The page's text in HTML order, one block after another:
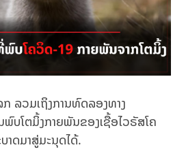
ລວມເຖິງການທົດລອງທາງ
ພົບໂຕມິ້ງກາຍພັນຂອງເຊື້ອໄວຣັສໂຄ
າດມາສູ່ມະນຸດໄດ້.